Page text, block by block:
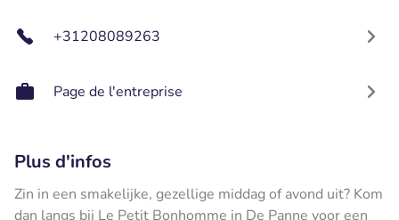
+31208089263
Page de l'entreprise
Plus d'infos
Zin in een smakelijke, gezellige middag of avond uit? Kom
dan langs bij Le Petit Bonhomme in De Panne voor een